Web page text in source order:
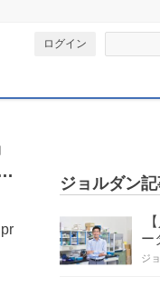
ログイン
ジョルダン
ー
ル
ジ